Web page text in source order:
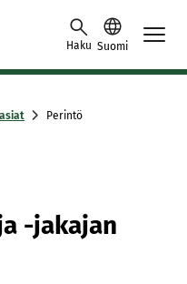
Haku Suomi
Perintö
-jakajan